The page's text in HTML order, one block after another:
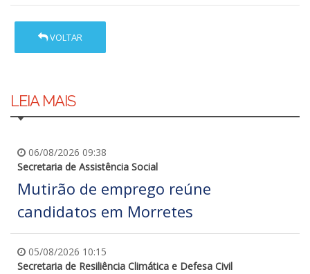
VOLTAR
LEIA MAIS
06/08/2026 09:38
Secretaria de Assistência Social
Mutirão de emprego reúne
candidatos em Morretes
05/08/2026 10:15
Secretaria de Resiliência Climática e Defesa Civil